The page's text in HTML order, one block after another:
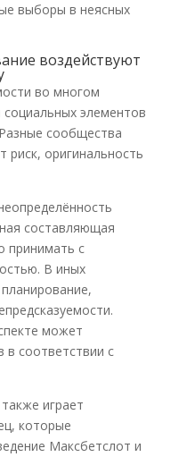
выборы в неясных
воздействуют
во многом
элементов
сообщества
риск, оригинальность
составляющая
принимать с
В иных
может
в соответствии с
играет
которые
Максбетслот и